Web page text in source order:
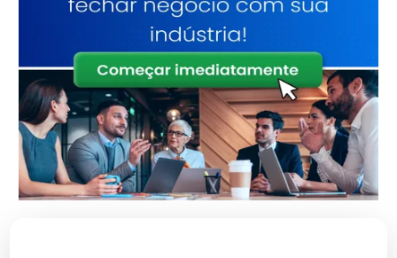
de compatibilidade RoHS 3 e REACH, boletim de
migração global inferior a 10 mg/dm², laudo de
aderência FINAT FTM 1 com valor superior a 20
N/25mm e relatório de ensaio de tração ASTM
D882. O fornecedor homologado fornece
amostra padrão para teste in-line com 2 mil
peças e valida compatibilidade com applicator
Krones, Sato, Zebra ou equivalente em até 5 dias
úteis com MTBF projetado acima de 900 horas.